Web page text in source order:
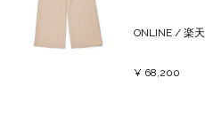
ONLINE /楽天
¥ 68,200